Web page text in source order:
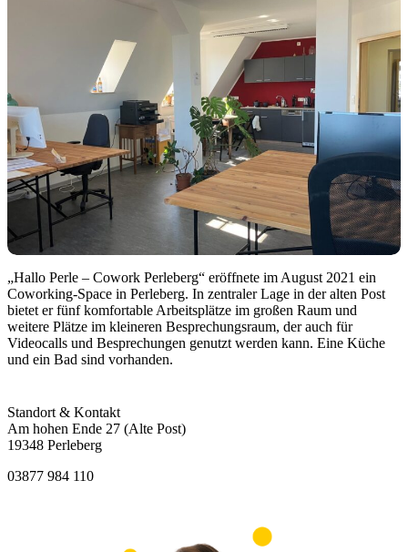
„Hallo Perle – Cowork Perleberg“ eröffnete im August 2021 ein
Coworking-Space in Perleberg. In zentraler Lage in der alten Post
bietet er fünf komfortable Arbeitsplätze im großen Raum und
weitere Plätze im kleineren Besprechungsraum, der auch für
Videocalls und Besprechungen genutzt werden kann. Eine Küche
und ein Bad sind vorhanden.
Standort & Kontakt
Am hohen Ende 27 (Alte Post)
19348 Perleberg
03877 984 110